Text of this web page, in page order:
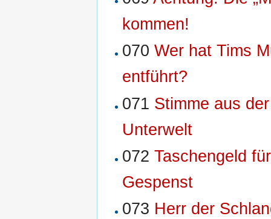
kommen!
070Wer hat Tims
entführt?
071 Stimme aus der
Unterwelt
072Taschengeld
Gespenst
073 Herr der